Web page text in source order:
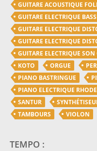
GUITARE ACOUSTIQUE
GUITARE ELECTRIQUE
GUITARE ELECTRIQUE
GUITARE ELECTRIQUE
GUITARE ELECTRIQUE SON
KOTO
ORGUE
PIANO BASTRINGUE
PIANO ELECTRIQUE
SANTUR
TAMBOURS
VIOLON
TEMPO :